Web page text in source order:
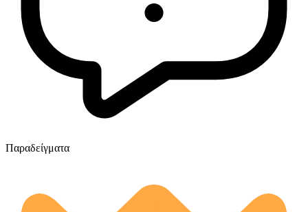
Παραδείγματα